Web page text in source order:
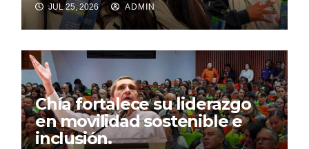
JUL 25, 2026 ADMIN
Chía fortalece su liderazgo
en movilidad sostenible e
inclusión.